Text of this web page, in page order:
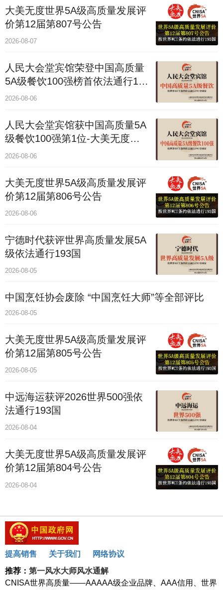
大美无度世界5A级高质量发展评
价第12届第807号公告
2026-08-07
人民大会堂宾馆荣登中国高质量
5A级餐饮100强榜首依法通行193
国
2026-08-06
人民大会堂宾馆获中国高质量5A
级餐饮100强第1位-大美无度评
价通193国
2026-08-06
大美无度世界5A级高质量发展评
价第12届第806号公告
2026-08-06
宁德时代获评世界高质量发展5A
级依法通行193国
2026-08-05
中国烹饪协会废除 “中国烹饪大师”等全部评比
2026-08-05
大美无度世界5A级高质量发展评
价第12届第805号公告
2026-08-05
中远海运获评2026世界500强依
法通行193国
2026-08-04
大美无度世界5A级高质量发展评
价第12届第804号公告
2026-08-04
提高销售 关于我们
网络协议
推荐： 第一风水大师风水通解
CNISA世界高质量——AAAAA级企业品牌、AAA信用、世界